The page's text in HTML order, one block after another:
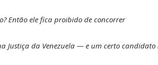
Então ele fica proibido de concorrer
Justiça da Venezuela — e um certo candidato